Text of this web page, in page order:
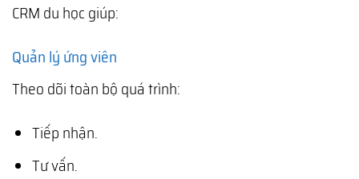
CRM du học giúp:
Quản lý ứng viên
Theo dõi toàn bộ quá trình:
Tiếp nhận.
Tư vấn.